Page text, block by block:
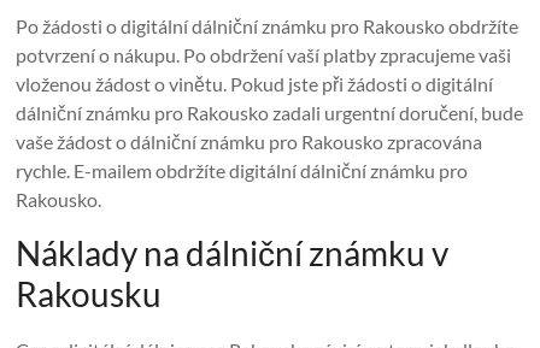
Po žádosti o digitální dálniční známku pro Rakousko obdržíte
potvrzení o nákupu. Po obdržení vaší platby zpracujeme vaši
vloženou žádost o vinětu. Pokud jste při žádosti o digitální
dálniční známku pro Rakousko zadali urgentní doručení, bude
vaše žádost o dálniční známku pro Rakousko zpracována
rychle. E-mailem obdržíte digitální dálniční známku pro
Rakousko.
Náklady na dálniční známku v
Rakousku